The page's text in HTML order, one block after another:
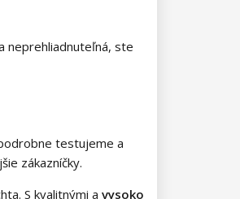
neprehliadnuteľná, ste
testujeme a
zákazníčky.
S kvalitnými a vysoko